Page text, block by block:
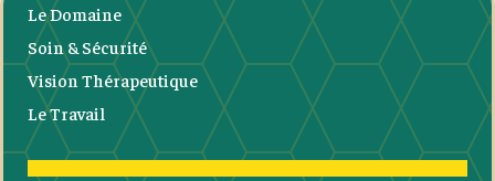
Le Domaine
Soin & Sécurité
Vision Thérapeutique
Le Travail